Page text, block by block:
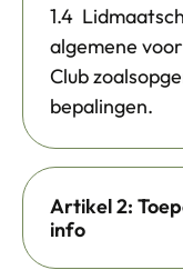
1.4
algemene
Club
bepalingen.
Artikel 2:
info